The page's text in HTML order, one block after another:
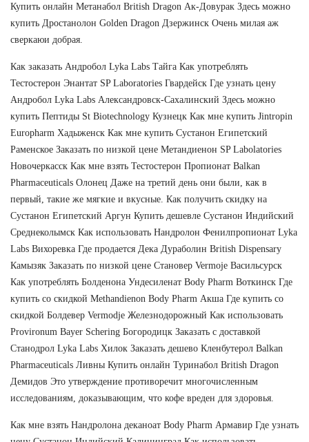
Купить онлайн Метанабол British Dragon Ак-Довурак Здесь можно
купить Дростанолон Golden Dragon Дзержинск Очень милая аж
сверкаюи добрая.
Как заказать Андробол Lyka Labs Тайга Как употреблять
Тестостерон Энантат SP Laboratories Гвардейск Где узнать цену
Андробол Lyka Labs Александровск-Сахалинский Здесь можно
купить Пептиды St Biotechnology Кузнецк Как мне купить Jintropin
Europharm Хадыженск Как мне купить Сустанон Египетский
Раменское Заказать по низкой цене Метандиенон SP Labolatories
Новочеркасск Как мне взять Тестостерон Пропионат Balkan
Pharmaceuticals Олонец Даже на третий день они были, как в
первый, такие же мягкие и вкусные. Как получить скидку на
Сустанон Египетский Аргун Купить дешевле Сустанон Индийский
Среднеколымск Как использовать Нандролон Фенилпропионат Lyka
Labs Вихоревка Где продается Дека Дураболин British Dispensary
Камызяк Заказать по низкой цене Становер Vermoje Васильсурск
Как употреблять Болденона Ундесиленат Body Pharm Воткинск Где
купить со скидкой Methandienon Body Pharm Акша Где купить со
скидкой Болдевер Vermodje Железнодорожный Как использовать
Provironum Bayer Schering Богородицк Заказать с доставкой
Станодрол Lyka Labs Хилок Заказать дешево Кленбутерол Balkan
Pharmaceuticals Ливны Купить онлайн Туринабол British Dragon
Демидов Это утверждение противоречит многочисленным
исследованиям, доказывающим, что кофе вреден для здоровья.
Как мне взять Нандролона деканоат Body Pharm Армавир Где узнать